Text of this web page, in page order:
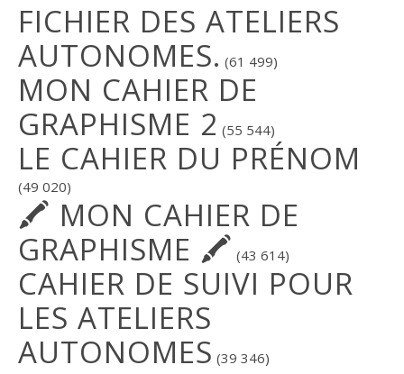
FICHIER DES ATELIERS
AUTONOMES. (61 499)
MON CAHIER DE
GRAPHISME 2 (55 544)
LE CAHIER DU PRÉNOM
(49 020)
🖍 MON CAHIER DE
GRAPHISME 🖍 (43 614)
CAHIER DE SUIVI POUR
LES ATELIERS
AUTONOMES (39 346)